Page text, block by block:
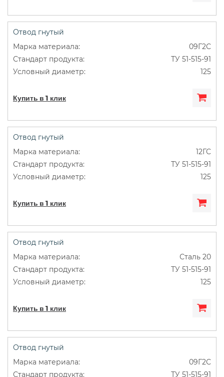
Отвод гнутый
09Г2С
ТУ 51-515-91
125
Купить в 1 клик
Отвод гнутый
12ГС
ТУ 51-515-91
125
Купить в 1 клик
Отвод гнутый
Сталь 20
ТУ 51-515-91
125
Купить в 1 клик
Отвод гнутый
09Г2С
ТУ 51-515-91